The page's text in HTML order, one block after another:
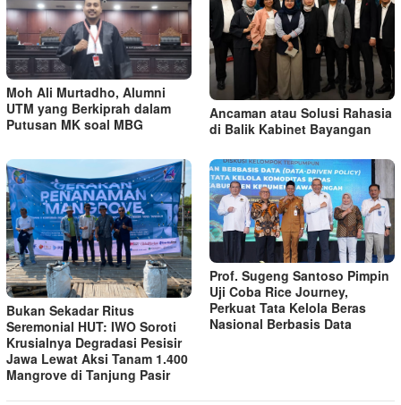
Moh Ali Murtadho, Alumni
UTM yang Berkiprah dalam
Putusan MK soal MBG
Ancaman atau Solusi Rahasia
di Balik Kabinet Bayangan
Bukan Sekadar Ritus
Seremonial HUT: IWO Soroti
Krusialnya Degradasi Pesisir
Jawa Lewat Aksi Tanam 1.400
Mangrove di Tanjung Pasir
Prof. Sugeng Santoso Pimpin
Uji Coba Rice Journey,
Perkuat Tata Kelola Beras
Nasional Berbasis Data